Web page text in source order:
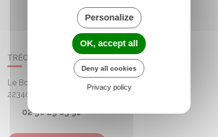
TRÉOGAN
Le Bourg
22340
02 96 29 65 91
Personalize
OK, accept all
Deny all cookies
Privacy policy